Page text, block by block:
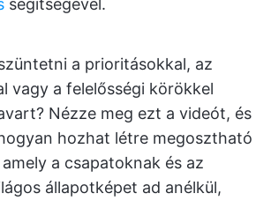
a prioritásokkal, az
vagy a felelősségi körökkel
Nézze meg ezt a videót, és
hozhat létre megosztható
a csapatoknak és az
állapotképet ad anélkül,